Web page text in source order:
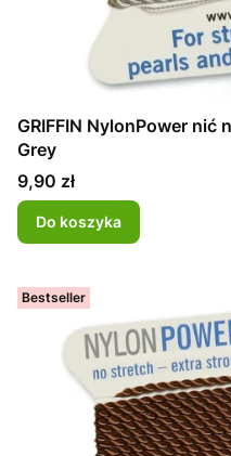
GRIFFIN NylonPower nić
Grey
Cena
9,90 zł
Do koszyka
Bestseller